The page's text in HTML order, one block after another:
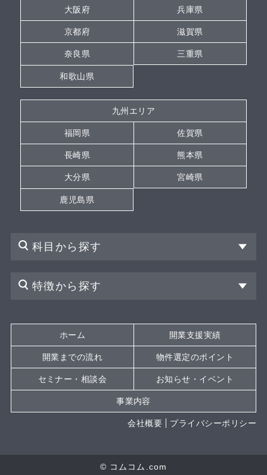
大阪府 兵庫県
京都府 滋賀県
奈良県 三重県
和歌山県
九州エリア
福岡県 佐賀県
長崎県 熊本県
大分県 宮崎県
鹿児島県
科目から探す
特徴から探す
ホーム 開業支援実績
開業までの流れ 物件選定のポイント
セミナー・相談会 お知らせ・イベント
事業内容
会社概要 プライバシーポリシー
© コムコム.com